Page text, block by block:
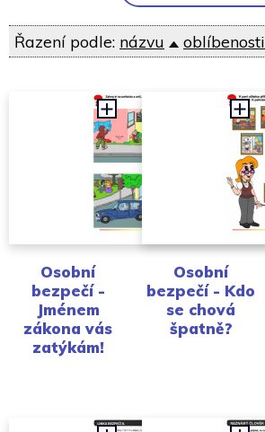
Řazení podle: názvu oblíbenosti
Osobní
bezpečí -
Jménem
zákona vás
zatýkám!
Osobní
bezpečí - Kdo
se chová
špatně?